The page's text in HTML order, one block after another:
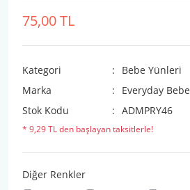
75,00 TL
Kategori
Bebe Yünleri
Marka
Everyday Bebe
Stok Kodu
ADMPRY46
* 9,29 TL den başlayan taksitlerle!
Diğer Renkler